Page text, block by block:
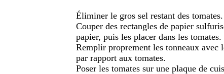
Éliminer le gros sel restant des tomates.
Couper des rectangles de papier
papier, puis les placer dans les tomates.
Remplir proprement les tonneaux avec
par rapport aux tomates.
Poser les tomates sur une plaque de